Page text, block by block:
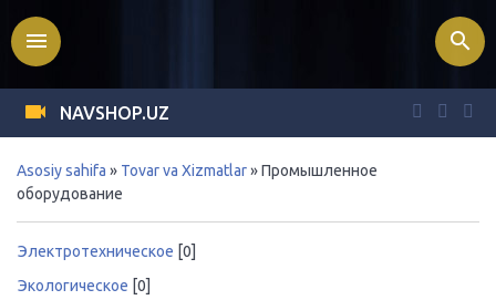
NAVSHOP.UZ
menu search
Asosiy sahifa » Tovar va Xizmatlar» Промышленное
оборудование
Электротехническое [0]
Экологическое [0]